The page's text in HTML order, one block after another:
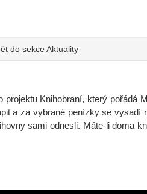
do sekceAktuality
Knihobraní, který pořádá
a za vybrané penízky se vysadí
sami odnesli. Máte-li doma